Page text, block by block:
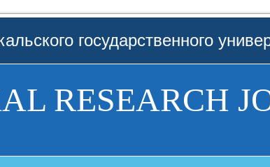
государственного
RESEARCH